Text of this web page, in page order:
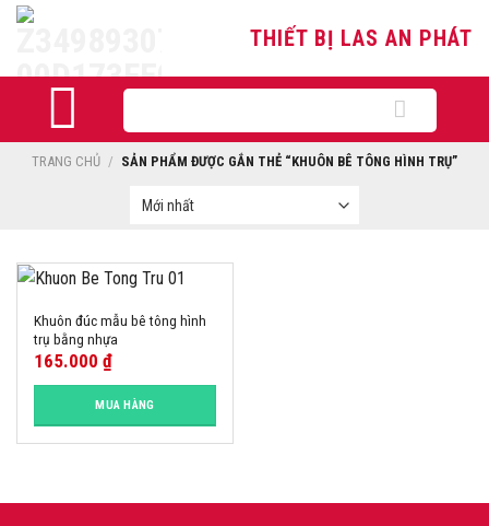
Skip
THIẾT BỊ LAS AN PHÁT
kiếm:
TRANG CHỦ / SẢN PHẨM ĐƯỢC GẮN THẺ “KHUÔN BÊ TÔNG HÌNH TRỤ”
Khuôn đúc mẫu bê tông hình
trụ bằng nhựa
165.000 ₫
MUA HÀNG